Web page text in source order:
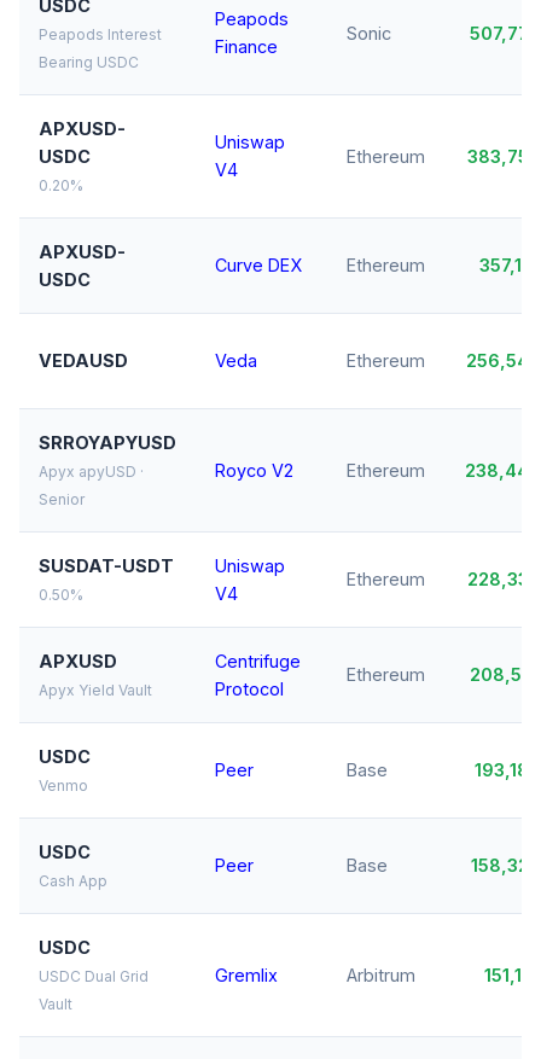
USDC
Peapods Interest
Bearing USDC
Peapods
Finance
Sonic
APXUSD-
USDC
0.20%
Uniswap
V4
Ethereum
APXUSD-
USDC
Curve DEX Ethereum
VEDAUSD Veda Ethereum
SRROYAPYUSD
Apyx apyUSD ·
Senior
Royco V2 Ethereum
SUSDAT-USDT
0.50%
Uniswap
V4
Ethereum
APXUSD
Apyx Yield Vault
Centrifuge
Protocol
Ethereum
USDC
Venmo
Peer Base
USDC
Cash App
Peer Base
USDC
USDC Dual Grid
Vault
Gremlix Arbitrum